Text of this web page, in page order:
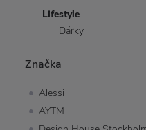
Lifestyle
Dárky
Značka
Alessi
AYTM